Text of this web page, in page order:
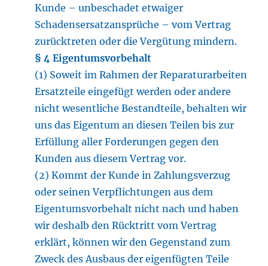
Kunde – unbeschadet etwaiger
Schadensersatzansprüche – vom Vertrag
zurücktreten oder die Vergütung mindern.
§ 4 Eigentumsvorbehalt
(1) Soweit im Rahmen der Reparaturarbeiten
Ersatzteile eingefügt werden oder andere
nicht wesentliche Bestandteile, behalten wir
uns das Eigentum an diesen Teilen bis zur
Erfüllung aller Forderungen gegen den
Kunden aus diesem Vertrag vor.
(2) Kommt der Kunde in Zahlungsverzug
oder seinen Verpflichtungen aus dem
Eigentumsvorbehalt nicht nach und haben
wir deshalb den Rücktritt vom Vertrag
erklärt, können wir den Gegenstand zum
Zweck des Ausbaus der eigenfügten Teile